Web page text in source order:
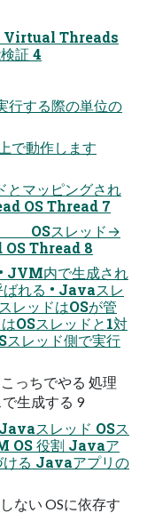
Virtual Threads
証 4
行する際の単位の
で動作します
とマッピングされ
OS Thread 7
スレッド→
Thread 8
JVM内で生成され
れる • Javaスレ
レッドはOSが管
OSスレッドと1対
スレッド側で実行
っちでやる 処理
で生成する 9
スレッド OSス
OS 役割 Javaア
ける Javaアプリの
ない OSに依存す